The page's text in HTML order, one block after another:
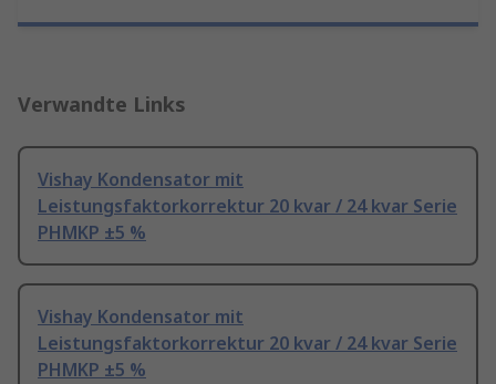
Verwandte Links
Vishay Kondensator mit
Leistungsfaktorkorrektur 20 kvar / 24 kvar Serie
PHMKP ±5 %
Vishay Kondensator mit
Leistungsfaktorkorrektur 20 kvar / 24 kvar Serie
PHMKP ±5 %